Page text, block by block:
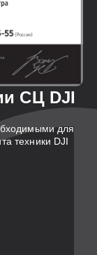
СЦ DJI
для
техники DJI